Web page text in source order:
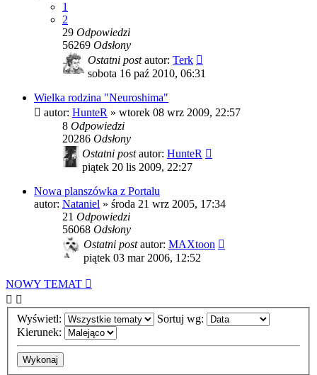
1
2
29 Odpowiedzi
56269 Odsłony
Ostatni postautor: Terk
sobota 16 paź 2010, 06:31
Wielka rodzina "Neuroshima"
autor: HunteR » wtorek 08 wrz 2009, 22:57
8 Odpowiedzi
20286 Odsłony
Ostatni postautor: HunteR
piątek 20 lis 2009, 22:27
Nowa planszówka z Portalu
autor: Nataniel » środa 21 wrz 2005, 17:34
21 Odpowiedzi
56068 Odsłony
Ostatni postautor: MAXtoon
piątek 03 mar 2006, 12:52
NOWY TEMAT
Wyświetl:
Sortuj wg:
Kierunek: